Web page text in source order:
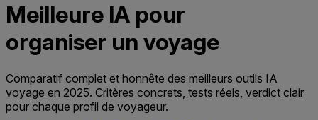
Meilleure IA pour
organiser un voyage
Comparatif complet et honnête des meilleurs outils IA
voyage en 2025. Critères concrets, tests réels, verdict clair
pour chaque profil de voyageur.